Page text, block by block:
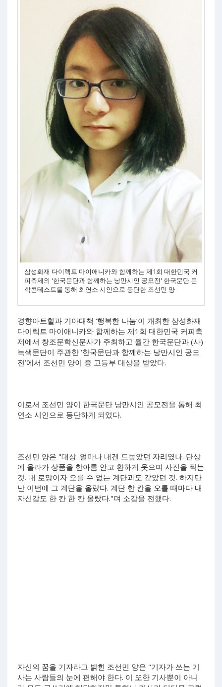
삼성화재 다이렉트 마이애니카와 함께하는 제1회 대한민국 커
피축제의 '한국문단과 함께하는 낭만시인 공모전' 한국문단 문
학콘테스트를 통해 최연소 시인으로 등단한 조선민 양
경향아트힐과 기아대책 ‘행복한 나눔’이 개최한 삼성화재
다이렉트 마이애니카와 함께하는 제1회 대한민국 커피축
제에서 창조문학신문사가 주최하고 월간 한국문단과 (사)
녹색문단이 주관한 ‘한국문단과 함께하는 낭만시인 공모
전’에서 조선민 양이 중 고등부 대상을 받았다.
이로서 조선민 양이 한국문단 낭만시인 공모전을 통해 최
연소 시인으로 등단하게 되었다.
조선민 양은 "대상. 얼마나 내겐 드높았던 자리였나. 단상
에 올라가 상품을 한아름 안고 환하게 웃으며 사진을 찍는
것. 내 로망이자 오를 수 없는 계단과도 같았던 것. 하지만
난 이번에 그 계단을 올랐다. 계단 한 칸을 오를 때마다 내
자신감도 한 칸 한 칸 올랐다."며 소감을 전했다.
자신의 꿈을 기자라고 밝힌 조선민 양은 "기자가 쓰는 기
사는 사람들의 눈에 편해야 한다. 이 또한 기사뿐이 아니